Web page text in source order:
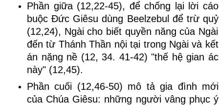
Phần giữa (12,22-45), để chống lại lời cáo
buộc Đức Giêsu dùng Beelzebul để trừ quỷ
(12,24), Ngài cho biết quyền năng của Ngài
đến từ Thánh Thần nội tại trong Ngài và kết
án nặng nề (12, 34. 41-42) "thế hệ gian ác
này" (12,45).
Phần cuối (12,46-50) mô tả gia đình mới
của Chúa Giêsu: những người vâng phục ý